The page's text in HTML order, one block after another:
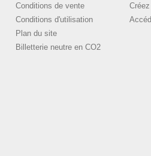
Conditions de vente
Conditions d'utilisation
Plan du site
Billetterie neutre en CO2